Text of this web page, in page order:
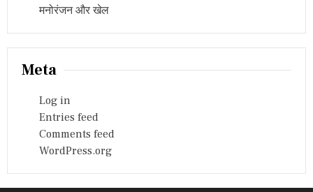
मनोरंजन और खेल
Meta
Log in
Entries feed
Comments feed
WordPress.org